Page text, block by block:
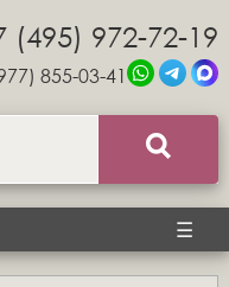
(495) 972-72-19
855-03-41
☰